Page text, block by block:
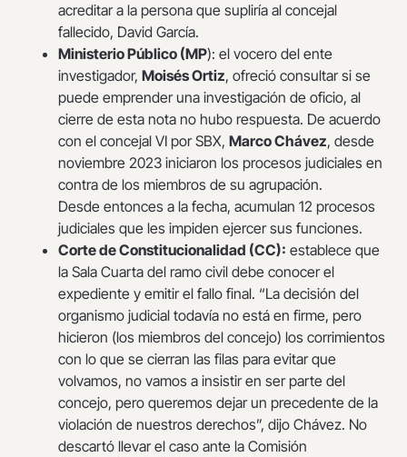
acreditar a la persona que supliría al concejal
fallecido, David García.
Ministerio Público (MP): el vocero del ente
investigador, Moisés Ortiz, ofreció consultar si se
puede emprender una investigación de oficio, al
cierre de esta nota no hubo respuesta. De acuerdo
con el concejal VI por SBX, Marco Chávez, desde
noviembre 2023 iniciaron los procesos judiciales en
contra de los miembros de su agrupación.
Desde entonces a la fecha, acumulan 12 procesos
judiciales que les impiden ejercer sus funciones.
Corte de Constitucionalidad (CC): establece que
la Sala Cuarta del ramo civil debe conocer el
expediente y emitir el fallo final. “La decisión del
organismo judicial todavía no está en firme, pero
hicieron (los miembros del concejo) los corrimientos
con lo que se cierran las filas para evitar que
volvamos, no vamos a insistir en ser parte del
concejo, pero queremos dejar un precedente de la
violación de nuestros derechos”, dijo Chávez. No
descartó llevar el caso ante la Comisión